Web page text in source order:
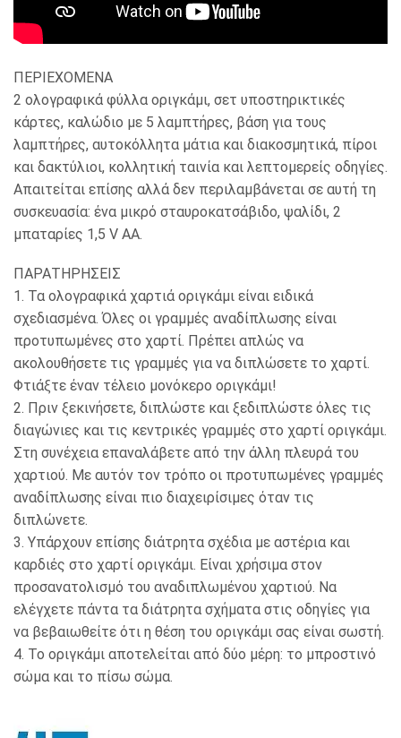
ΠΕΡΙΕΧΟΜΕΝΑ
2 ολογραφικά φύλλα οριγκάμι, σετ υποστηρικτικές
κάρτες, καλώδιο με 5 λαμπτήρες, βάση για τους
λαμπτήρες, αυτοκόλλητα μάτια και διακοσμητικά, πίροι
και δακτύλιοι, κολλητική ταινία και λεπτομερείς οδηγίες.
Απαιτείται επίσης αλλά δεν περιλαμβάνεται σε αυτή τη
συσκευασία: ένα μικρό σταυροκατσάβιδο, ψαλίδι, 2
μπαταρίες 1,5 V AA.
ΠΑΡΑΤΗΡΗΣΕΙΣ
1. Τα ολογραφικά χαρτιά οριγκάμι είναι ειδικά
σχεδιασμένα. Όλες οι γραμμές αναδίπλωσης είναι
προτυπωμένες στο χαρτί. Πρέπει απλώς να
ακολουθήσετε τις γραμμές για να διπλώσετε το χαρτί.
Φτιάξτε έναν τέλειο μονόκερο οριγκάμι!
2. Πριν ξεκινήσετε, διπλώστε και ξεδιπλώστε όλες τις
διαγώνιες και τις κεντρικές γραμμές στο χαρτί οριγκάμι.
Στη συνέχεια επαναλάβετε από την άλλη πλευρά του
χαρτιού. Με αυτόν τον τρόπο οι προτυπωμένες γραμμές
αναδίπλωσης είναι πιο διαχειρίσιμες όταν τις
διπλώνετε.
3. Υπάρχουν επίσης διάτρητα σχέδια με αστέρια και
καρδιές στο χαρτί οριγκάμι. Είναι χρήσιμα στον
προσανατολισμό του αναδιπλωμένου χαρτιού. Να
ελέγχετε πάντα τα διάτρητα σχήματα στις οδηγίες για
να βεβαιωθείτε ότι η θέση του οριγκάμι σας είναι σωστή.
4. Το οριγκάμι αποτελείται από δύο μέρη: το μπροστινό
σώμα και το πίσω σώμα.